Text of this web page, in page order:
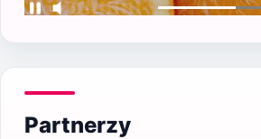
Partnerzy